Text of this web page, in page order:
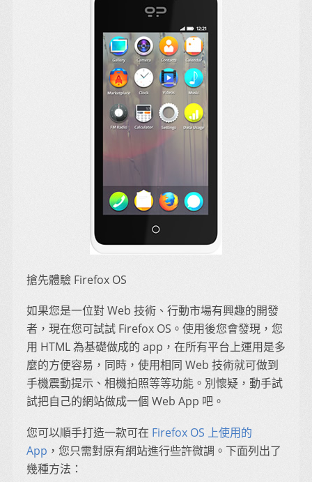
搶先體驗 Firefox OS
如果您是一位對 Web 技術、行動市場有興趣的開發
者，現在您可試試 Firefox OS。使用後您會發現，您
用 HTML 為基礎做成的 app，在所有平台上運用是多
麼的方便容易，同時，使用相同 Web 技術就可做到
手機震動提示、相機拍照等等功能。別懷疑，動手試
試把自己的網站做成一個 Web App 吧。
您可以順手打造一款可在 Firefox OS 上使用的
App ，您只需對原有網站進行些許微調。下面列出了
幾種方法：